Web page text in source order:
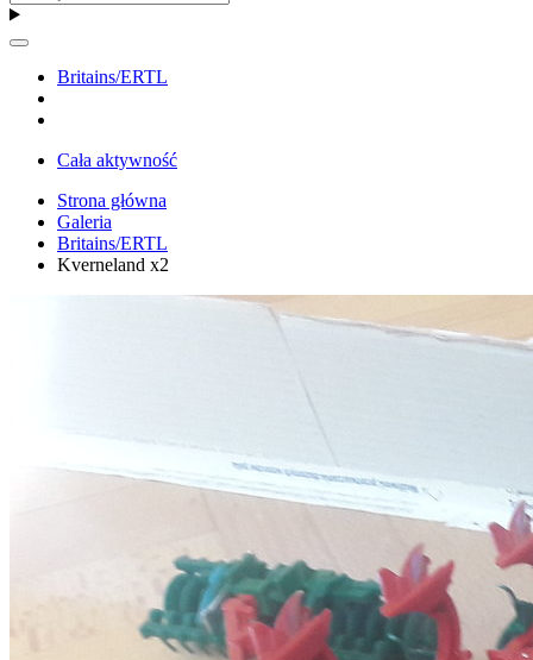
Britains/ERTL
Cała aktywność
Strona główna
Galeria
Britains/ERTL
Kverneland x2